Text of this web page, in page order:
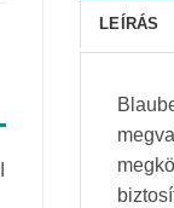
LEÍRÁS